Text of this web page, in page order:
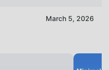
March 5, 2026